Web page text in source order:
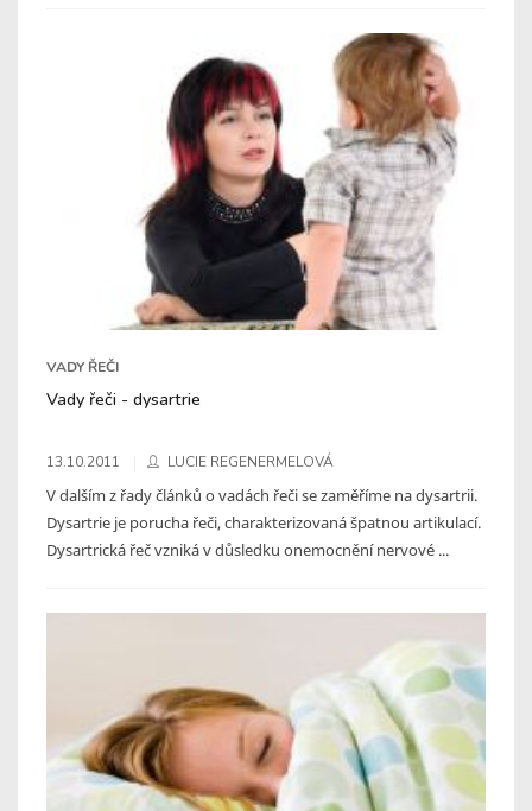
VADY ŘEČI
Vady řeči - dysartrie
13.10.2011 LUCIE REGENERMELOVÁ
V dalším z řady článků o vadách řeči se zaměříme na dysartrii.
Dysartrie je porucha řeči, charakterizovaná špatnou artikulací.
Dysartrická řeč vzniká v důsledku onemocnění nervové ...